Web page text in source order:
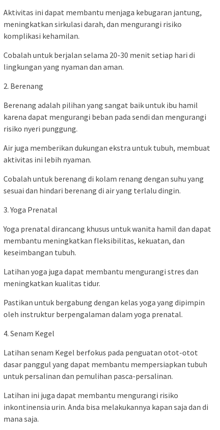
Aktivitas ini dapat membantu menjaga kebugaran jantung,
meningkatkan sirkulasi darah, dan mengurangi risiko
komplikasi kehamilan.
Cobalah untuk berjalan selama 20-30 menit setiap hari di
lingkungan yang nyaman dan aman.
2. Berenang
Berenang adalah pilihan yang sangat baik untuk ibu hamil
karena dapat mengurangi beban pada sendi dan mengurangi
risiko nyeri punggung.
Air juga memberikan dukungan ekstra untuk tubuh, membuat
aktivitas ini lebih nyaman.
Cobalah untuk berenang di kolam renang dengan suhu yang
sesuai dan hindari berenang di air yang terlalu dingin.
3. Yoga Prenatal
Yoga prenatal dirancang khusus untuk wanita hamil dan dapat
membantu meningkatkan fleksibilitas, kekuatan, dan
keseimbangan tubuh.
Latihan yoga juga dapat membantu mengurangi stres dan
meningkatkan kualitas tidur.
Pastikan untuk bergabung dengan kelas yoga yang dipimpin
oleh instruktur berpengalaman dalam yoga prenatal.
4. Senam Kegel
Latihan senam Kegel berfokus pada penguatan otot-otot
dasar panggul yang dapat membantu mempersiapkan tubuh
untuk persalinan dan pemulihan pasca-persalinan.
Latihan ini juga dapat membantu mengurangi risiko
inkontinensia urin. Anda bisa melakukannya kapan saja dan di
mana saja.